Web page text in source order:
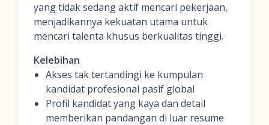
yang tidak sedang aktif mencari pekerjaan,
menjadikannya kekuatan utama untuk
mencari talenta khusus berkualitas tinggi.
Kelebihan
Akses tak tertandingi ke kumpulan
kandidat profesional pasif global
Profil kandidat yang kaya dan detail
memberikan pandangan di luar resume